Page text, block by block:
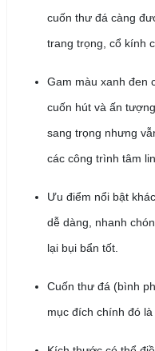
cuốn thư đá càng
trang trọng, cổ kính
Gam màu xanh đen
cuốn hút và ấn
sang trọng nhưng
các công trình tâm
Ưu điểm nổi bật
dễ dàng, nhanh
lại bụi bẩn tốt.
Cuốn thư đá (bình
mục đích chính đó